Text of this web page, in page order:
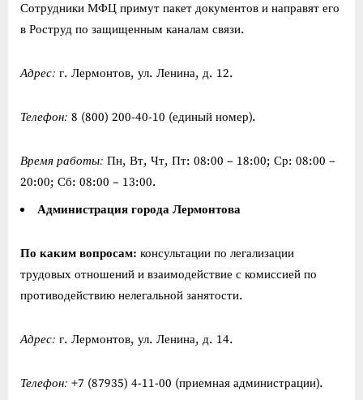
Сотрудники МФЦ примут пакет документов и направят его
в Роструд по защищенным каналам связи.
Адрес: г. Лермонтов, ул. Ленина, д. 12.
Телефон: 8 (800) 200-40-10 (единый номер).
Время работы: Пн, Вт, Чт, Пт: 08:00 – 18:00; Ср: 08:00 –
20:00; Сб: 08:00 – 13:00.
Администрация города Лермонтова
По каким вопросам: консультации по легализации
трудовых отношений и взаимодействие с комиссией по
противодействию нелегальной занятости.
Адрес: г. Лермонтов, ул. Ленина, д. 14.
Телефон: +7 (87935) 4-11-00 (приемная администрации).